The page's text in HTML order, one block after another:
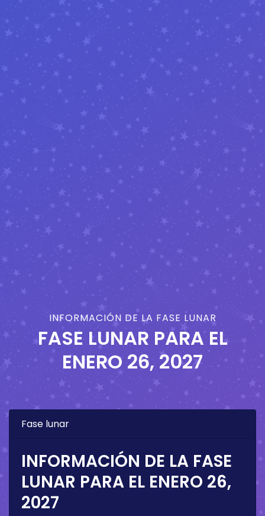
INFORMACIÓN DE LA FASE LUNAR
FASE LUNAR PARA EL
ENERO 26, 2027
Fase lunar
INFORMACIÓN DE LA FASE
LUNAR PARA EL ENERO 26,
2027